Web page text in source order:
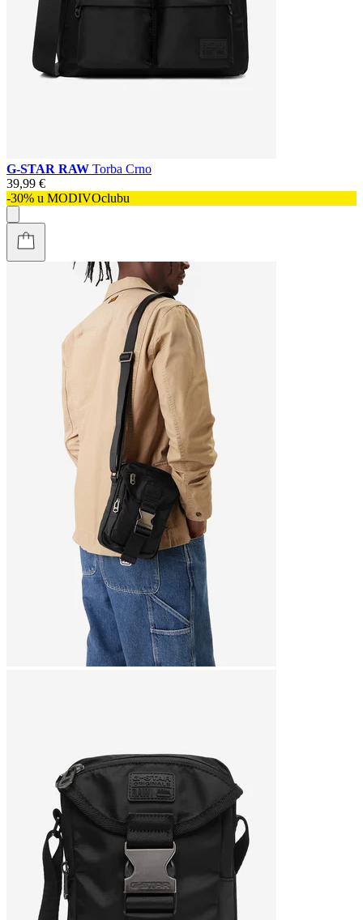
G-STAR RAW Torba Crno
39,99 €
-30% u MODIVOclubu